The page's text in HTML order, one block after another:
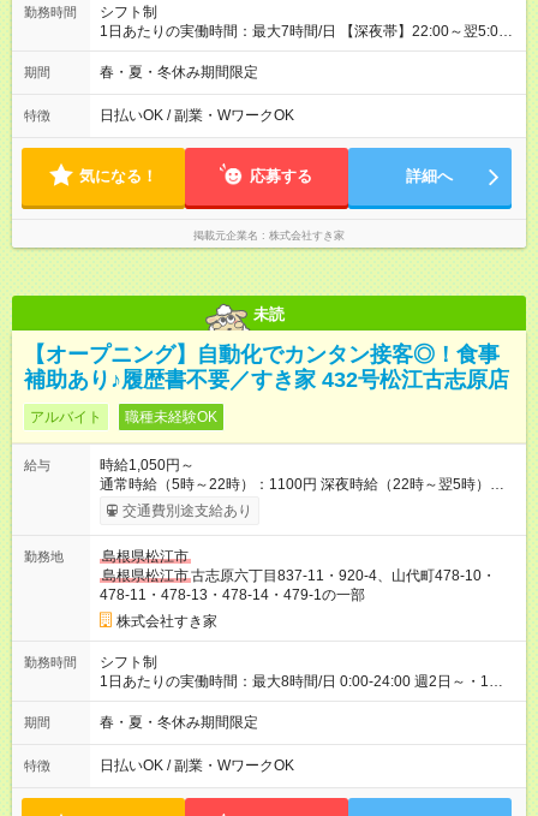
勤務時間
シフト制
1日あたりの実働時間：最大7時間/日 【深夜帯】22:00～翌5:00
週2日～・1日2h～OK◎ ※22:00から翌5:00までは18歳以上の方
のみ勤務可能です（18歳未満の深夜業務禁止のため） ★深夜で
す。 必ず、2名以上での勤務を行いますので、安心して働けま
す。
期間 春・夏・冬休み期間限定
特徴 日払いOK / 副業・WワークOK
気になる！ 応募する 詳細へ
掲載元企業名 株式会社すき家
未読
【オープニング】自動化でカンタン接客◎！食事
補助あり♪履歴書不要／すき家 432号松江古志原店
アルバイト 職種未経験OK
給与
時給1,050円～
通常時給（5時～22時）：1100円 深夜時給（22時～翌5時）：
1375円 高校生時給：1050円 【オープン手当】時給＋100円 └
オープン手当て込み通常時給（5時～22時）：1200円 └オー
ン手当て込み高校生時給：1150円 【オープン手当期間】
2026/10/01~2026/12/31 【特別手当】早朝手当（5：00-9：
00）時給+150円 【試用期間】試用期間あり 試用期間の長さ：1
ヶ月 雇用形態、給与は本採用時と同じです。 試用期間の実態は
30日（※条件変更なし）ですが、切り上げで一ヶ月とさせてい
ただきます。 研修制度あり：15時間(研修中も同時給）
交通費別途支給あり
勤務地
島根県松江市
島根県松江市古志原六丁目837-11・920-4、山代町478-10・
478-11・478-13・478-14・479-1の一部
株式会社すき家
勤務時間
シフト制
1日あたりの実働時間：最大8時間/日 0:00-24:00 週2日～・1日
2h～OK ＜シフト例＞ 〇朝帯 5:00-9:00 〇昼帯 9:00-14:00 〇午
後帯 14:00-18:00 〇夜帯 18:00-22:00 〇深夜帯 22:00-翌5:00 基
ます♪
期間 春・夏・冬休み期間限定
特徴 日払いOK / 副業・WワークOK